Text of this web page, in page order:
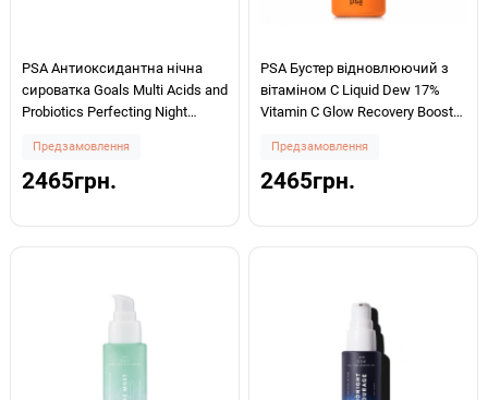
PSA Антиоксидантна нічна
сироватка Goals Multi Acids and
Probiotics Perfecting Night
Предзамовлення
2465грн.
PSA Бустер відновлюючий з
вітаміном С Liquid Dew 17%
Vitamin C Glow Recovery Booster
Предзамовлення
2465грн.